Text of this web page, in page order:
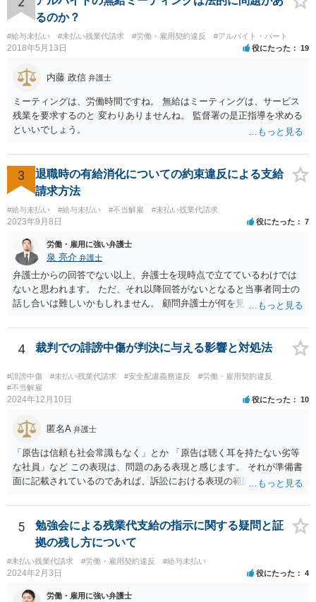
るのか？
#給与未払い #未払い残業代請求 #労働・雇用契約違反 #アルバイト・パート
2018年5月13日 役にたった 19
内藤 政信 弁護士
ミーティングは、労働時間ですね。 無給はミーティングは、サービス
残業を要求するのと 変わりありませんね。 監督署の是正指導を求める
といいでしょう。
3
退職時の有給消化についての約束違反による支給
請求方法
#給与未払い #給与未払い #不当解雇 #未払い残業代請求
2023年9月8日 役にたった 7
労働・雇用に強い弁護士
泉 亮介 弁護士
弁護士からの回答でない以上、弁護士を現時点で立てているわけでは
ないと思われます。 ただ、それ以降回答がないとなると当事者同士の
話し合いは難しいかもしれません。 顧問弁護士が何を見て判断したの
で、どの程度の事実を顧問弁護士が把握しているかも不明です。 有休
消化の話がないのであれば、退職手続きだけを見れば問題がなかった
4 裁判での誹謗中傷が判決に与える影響と対処法
#誹謗中傷 #未払い残業代請求 #安全配慮義務違反
#労働・雇用契約違反
#不当解雇
2024年12月10日 役にたった 10
匿名A 弁護士
「原告は信頼も社会常識もなく」とか 「原告は聴く耳を持たない劣等
な社員」など この表現は、問題のある表現と感じます。 それが準備書
面に記載されているのであれば、訴訟における表現の範囲を超えてい
5
勉強会による残業代支給の指示に関する疑問と証
拠の残し方について
#未払い残業代請求 #労働・雇用契約違反 #給与未払い
2024年2月3日 役にたった 4
労働・雇用に強い弁護士